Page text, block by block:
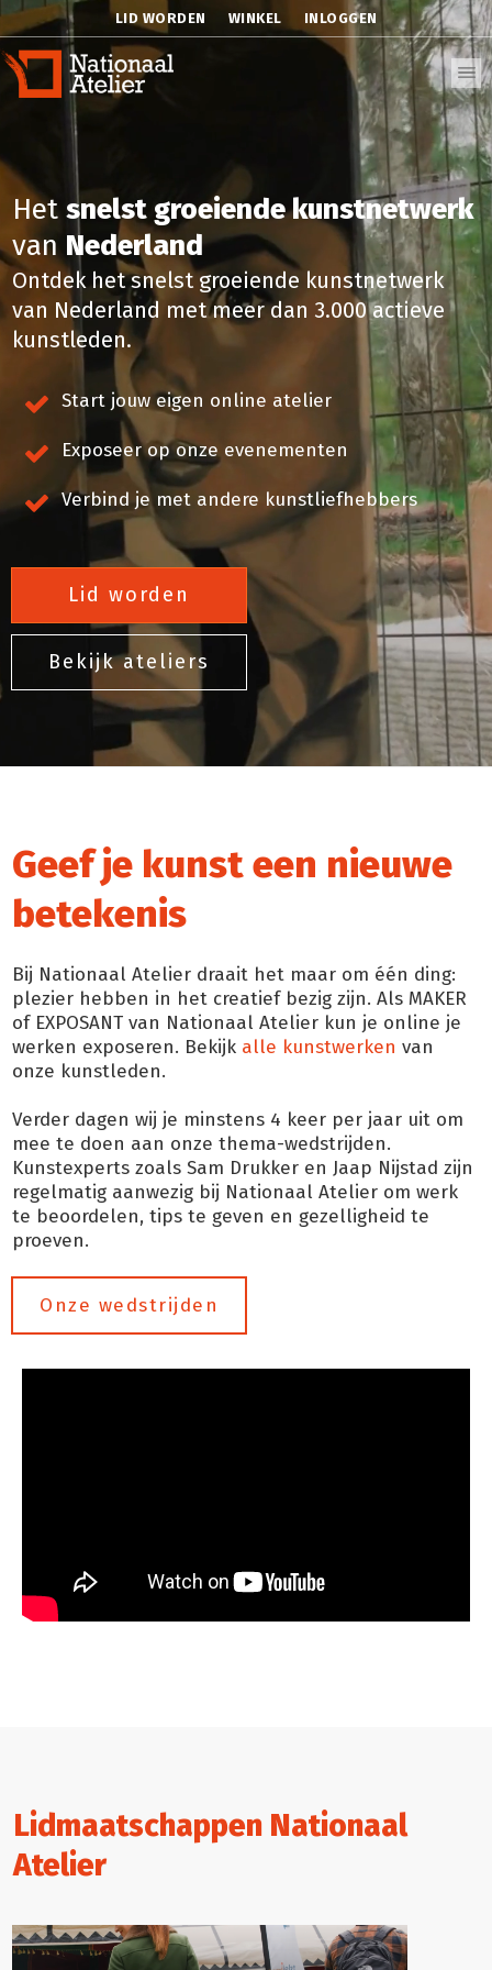
LID WORDEN WINKEL INLOGGEN
Het snelst groeiende kunstnetwerk
van Nederland
Ontdek het snelst groeiende kunstnetwerk
van Nederland met meer dan 3.000 actieve
kunstleden.
Start jouw eigen online atelier
Exposeer op onze evenementen
Verbind je met andere kunstliefhebbers
Lid worden
Bekijk ateliers
Geef je kunst een nieuwe
betekenis
Bij Nationaal Atelier draait het maar om één ding:
plezier hebben in het creatief bezig zijn. Als MAKER
of EXPOSANT van Nationaal Atelier kun je online je
werken exposeren. Bekijk alle kunstwerken van
onze kunstleden.
Verder dagen wij je minstens 4 keer per jaar uit om
mee te doen aan onze thema-wedstrijden.
Kunstexperts zoals Sam Drukker en Jaap Nijstad zijn
regelmatig aanwezig bij Nationaal Atelier om werk
te beoordelen, tips te geven en gezelligheid te
proeven.
Onze wedstrijden
Lidmaatschappen Nationaal
Atelier